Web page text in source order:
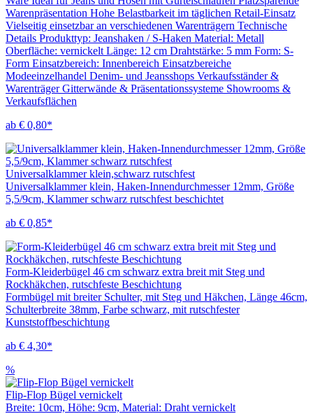
Warenpräsentation Hohe Belastbarkeit im täglichen Retail-Einsatz
Vielseitig einsetzbar an verschiedenen Warenträgern Technische
Details Produkttyp: Jeanshaken / S-Haken Material: Metall
Oberfläche: vernickelt Länge: 12 cm Drahtstärke: 5 mm Form: S-
Form Einsatzbereich: Innenbereich Einsatzbereiche
Modeeinzelhandel Denim- und Jeansshops Verkaufsständer &
Warenträger Gitterwände & Präsentationssysteme Showrooms &
Verkaufsflächen
ab € 0,80*
Universalklammer klein,schwarz rutschfest
Universalklammer klein, Haken-Innendurchmesser 12mm, Größe
5,5/9cm, Klammer schwarz rutschfest beschichtet
ab € 0,85*
Form-Kleiderbügel 46 cm schwarz extra breit mit Steg und
Rockhäkchen, rutschfeste Beschichtung
Formbügel mit breiter Schulter, mit Steg und Häkchen, Länge 46cm,
Schulterbreite 38mm, Farbe schwarz, mit rutschfester
Kunststoffbeschichtung
ab € 4,30*
%
Flip-Flop Bügel vernickelt
Breite: 10cm, Höhe: 9cm, Material: Draht vernickelt